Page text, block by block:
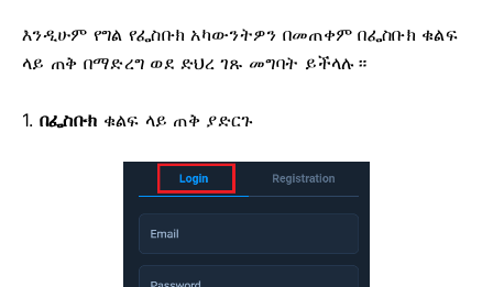
እንዲሁም የግል የፌስቡክ አካውንትዎን በመጠቀም በፌስቡክ ቁልፍ
ላይ ጠቅ በማድረግ ወደ ድህረ ገጹ መግባት ይችላሉ።
1. በፌስቡክ ቁልፍ ላይ ጠቅ ያድርጉ